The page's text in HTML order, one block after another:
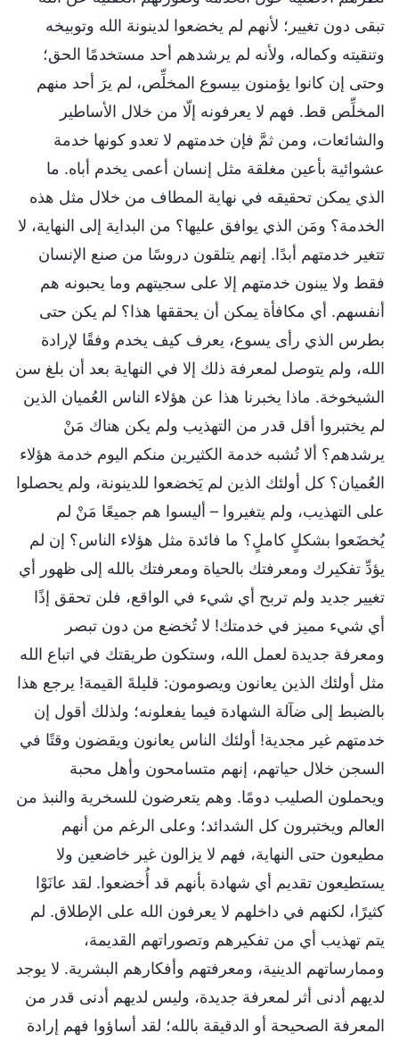
تبقى دون تغيير؛ لأنهم لم يخضعوا لدينونة الله وتوبيخه
وتنقيته وكماله، ولأنه لم يرشدهم أحد مستخدمًا الحق؛
وحتى إن كانوا يؤمنون بيسوع المخلِّص، لم يرَ أحد منهم
المخلِّص قط. فهم لا يعرفونه إلّا من خلال الأساطير
والشائعات، ومن ثمَّ فإن خدمتهم لا تعدو كونها خدمة
عشوائية بأعين مغلقة مثل إنسان أعمى يخدم أباه. ما
الذي يمكن تحقيقه في نهاية المطاف من خلال مثل هذه
الخدمة؟ ومَن الذي يوافق عليها؟ من البداية إلى النهاية، لا
تتغير خدمتهم أبدًا. إنهم يتلقون دروسًا من صنع الإنسان
فقط ولا يبنون خدمتهم إلا على سجيتهم وما يحبونه هم
أنفسهم. أي مكافأة يمكن أن يحققها هذا؟ لم يكن حتى
بطرس الذي رأى يسوع، يعرف كيف يخدم وفقًا لإرادة
الله، ولم يتوصل لمعرفة ذلك إلا في النهاية بعد أن بلغ سن
الشيخوخة. ماذا يخبرنا هذا عن هؤلاء الناس العُميان الذين
لم يختبروا أقل قدر من التهذيب ولم يكن هناك مَنْ
يرشدهم؟ ألا تُشبه خدمة الكثيرين منكم اليوم خدمة هؤلاء
العُميان؟ كل أولئك الذين لم يَخضعوا للدينونة، ولم يحصلوا
على التهذيب، ولم يتغيروا – أليسوا هم جميعًا مَنْ لم
يُخضَعوا بشكلٍ كاملٍ؟ ما فائدة مثل هؤلاء الناس؟ إن لم
يؤدِّ تفكيرك ومعرفتك بالحياة ومعرفتك بالله إلى ظهور أي
تغيير جديد ولم تربح أي شيء في الواقع، فلن تحقق إذًا
أي شيء مميز في خدمتك! لا تُخضع من دون تبصر
ومعرفة جديدة لعمل الله، وستكون طريقتك في اتباع الله
مثل أولئك الذين يعانون ويصومون: قليلةَ القيمة! يرجع هذا
بالضبط إلى ضآلة الشهادة فيما يفعلونه؛ ولذلك أقول إن
خدمتهم غير مجدية! أولئك الناس يعانون ويقضون وقتًا في
السجن خلال حياتهم، إنهم متسامحون وأهل محبة
ويحملون الصليب دومًا. وهم يتعرضون للسخرية والنبذ من
العالم ويختبرون كل الشدائد؛ وعلى الرغم من أنهم
مطيعون حتى النهاية، فهم لا يزالون غير خاضعين ولا
يستطيعون تقديم أي شهادة بأنهم قد أُخضعوا. لقد عانَوْا
كثيرًا، لكنهم في داخلهم لا يعرفون الله على الإطلاق. لم
يتم تهذيب أي من تفكيرهم وتصوراتهم القديمة،
وممارساتهم الدينية، ومعرفتهم وأفكارهم البشرية. لا يوجد
لديهم أدنى أثر لمعرفة جديدة، وليس لديهم أدنى قدر من
المعرفة الصحيحة أو الدقيقة بالله؛ لقد أساؤوا فهم إرادة